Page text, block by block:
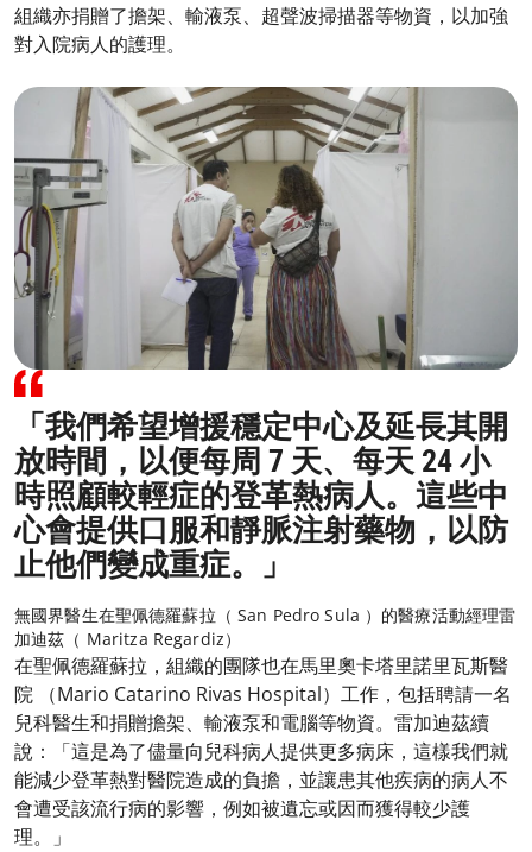
組織亦捐贈了擔架、輸液泵、超聲波掃描器等物資，以加強
對入院病人的護理。
「我們希望增援穩定中心及延長其開
放時間，以便每周 7 天、每天 24 小
時照顧較輕症的登革熱病人。這些中
心會提供口服和靜脈注射藥物，以防
止他們變成重症。」
無國界醫生在聖佩德羅蘇拉（ San Pedro Sula ）的醫療活動經理雷
加迪茲（ Maritza Regardiz）
在聖佩德羅蘇拉，組織的團隊也在馬里奧卡塔里諾里瓦斯醫
院 （Mario Catarino Rivas Hospital）工作，包括聘請一名
兒科醫生和捐贈擔架、輸液泵和電腦等物資。雷加迪茲續
說：「這是為了儘量向兒科病人提供更多病床，這樣我們就
能減少登革熱對醫院造成的負擔，並讓患其他疾病的病人不
會遭受該流行病的影響，例如被遺忘或因而獲得較少護
理。」